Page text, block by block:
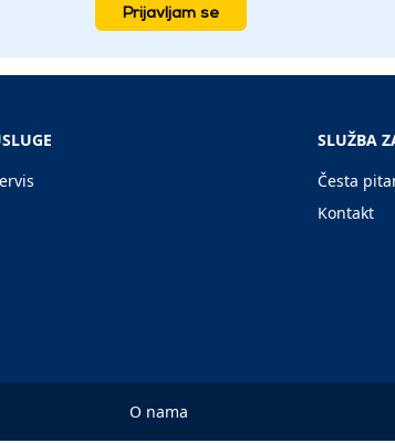
Prijavljam se
SLUŽBA
Česta
Kontakt
O nama